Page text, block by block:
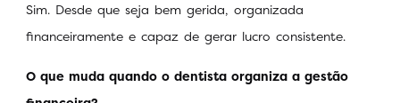
Sim. Desde que seja bem gerida, organizada
financeiramente e capaz de gerar lucro consistente.
O que muda quando o dentista organiza a gestão